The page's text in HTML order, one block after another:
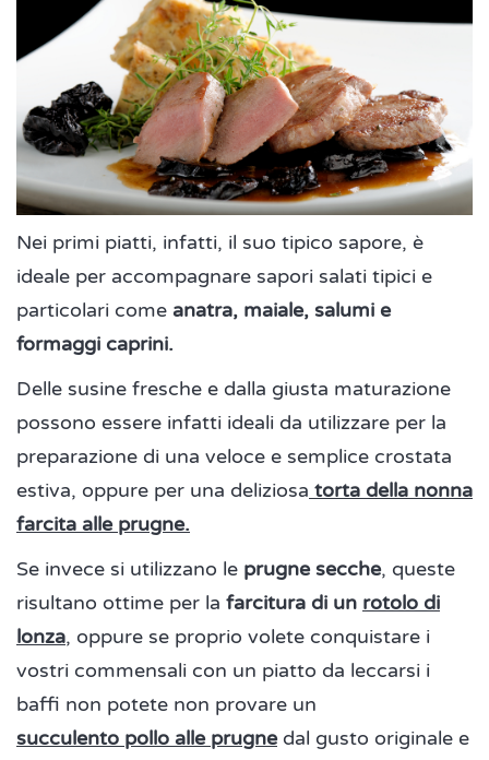
Nei primi piatti, infatti, il suo tipico sapore, è
ideale per accompagnare sapori salati tipici e
particolari come anatra, maiale, salumi e
formaggi caprini.
Delle susine fresche e dalla giusta maturazione
possono essere infatti ideali da utilizzare per la
preparazione di una veloce e semplice crostata
estiva, oppure per una deliziosa torta della nonna
farcita alle prugne.
Se invece si utilizzano le prugne secche, queste
risultano ottime per la farcitura di un rotolo di
lonza, oppure se proprio volete conquistare i
vostri commensali con un piatto da leccarsi i
baffi non potete non provare un
succulento pollo alle prugnedal gusto originale e